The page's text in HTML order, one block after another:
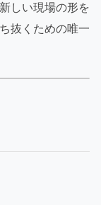
しい現場の形を
抜くための唯一